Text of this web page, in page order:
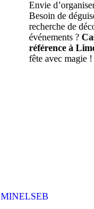
Envie
Besoin de
recherche de
événements ?
référence à
fête avec magie !
MINELSEB